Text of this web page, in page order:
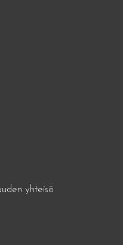
yhteisö